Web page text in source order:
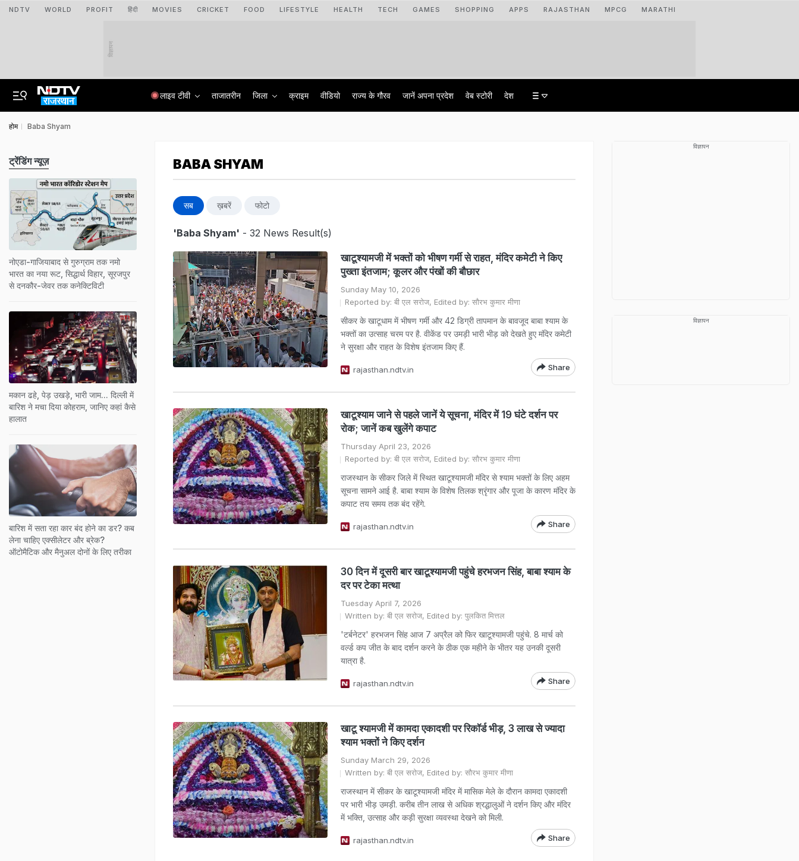
NDTV WORLD PROFIT हिंदी MOVIES CRICKET FOOD LIFESTYLE HEALTH TECH GAMES SHOPPING APPS RAJASTHAN MPCG MARATHI
विज्ञापन
लाइव टीवी ताजातरीन जिला क्राइम वीडियो राज्‍य के गौरव जानें अपना प्रदेश वेब स्टोरी देश
होम Baba Shyam
BABA SHYAM
सब ख़बरें फोटो
'Baba Shyam' - 32 News Result(s)
खाटूश्यामजी में भक्तों को भीषण गर्मी से राहत, मंदिर कमेटी ने किए
पुख्ता इंतजाम; कूलर और पंखों की बौछार
Sunday May 10, 2026
Reported by: बी एल सरोज, Edited by: सौरभ कुमार मीणा
सीकर के खाटूधाम में भीषण गर्मी और 42 डिग्री तापमान के बावजूद बाबा श्याम के
भक्तों का उत्साह चरम पर है. वीकेंड पर उमड़ी भारी भीड़ को देखते हुए मंदिर कमेटी
ने सुरक्षा और राहत के विशेष इंतजाम किए हैं.
rajasthan.ndtv.in Share
खाटूश्याम जाने से पहले जानें ये सूचना, मंदिर में 19 घंटे दर्शन पर
रोक; जानें कब खुलेंगे कपाट
Thursday April 23, 2026
Reported by: बी एल सरोज, Edited by: सौरभ कुमार मीणा
राजस्थान के सीकर जिले में स्थित खाटूश्यामजी मंदिर से श्याम भक्तों के लिए अहम
सूचना सामने आई है. बाबा श्याम के विशेष तिलक श्रृंगार और पूजा के कारण मंदिर के
कपाट तय समय तक बंद रहेंगे.
rajasthan.ndtv.in Share
30 दिन में दूसरी बार खाटूश्यामजी पहुंचे हरभजन सिंह, बाबा श्याम के
दर पर टेका मत्था
Tuesday April 7, 2026
Written by: बी एल सरोज, Edited by: पुलकित मित्तल
'टर्बनेटर' हरभजन सिंह आज 7 अप्रैल को फिर खाटूश्यामजी पहुंचे. 8 मार्च को
वर्ल्ड कप जीत के बाद दर्शन करने के ठीक एक महीने के भीतर यह उनकी दूसरी
यात्रा है.
rajasthan.ndtv.in Share
खाटू श्यामजी में कामदा एकादशी पर रिकॉर्ड भीड़, 3 लाख से ज्यादा
श्याम भक्तों ने किए दर्शन
Sunday March 29, 2026
Written by: बी एल सरोज, Edited by: सौरभ कुमार मीणा
राजस्थान में सीकर के खाटूश्यामजी मंदिर में मासिक मेले के दौरान कामदा एकादशी
पर भारी भीड़ उमड़ी. करीब तीन लाख से अधिक श्रद्धालुओं ने दर्शन किए और मंदिर
में भक्ति, उत्साह और कड़ी सुरक्षा व्यवस्था देखने को मिली.
rajasthan.ndtv.in Share
ट्रेंडिंग न्यूज़
नोएडा-गाजियाबाद से गुरुग्राम तक नमो
भारत का नया रूट, सिद्धार्थ विहार, सूरजपुर
से दनकौर-जेवर तक कनेक्टिविटी
मकान ढहे, पेड़ उखड़े, भारी जाम... दिल्ली में
बारिश ने मचा दिया कोहराम, जानिए कहां कैसे
हालात
बारिश में सता रहा कार बंद होने का डर? कब
लेना चाहिए एक्सीलेटर और ब्रेक?
ऑटोमैटिक और मैनुअल दोनों के लिए तरीका
विज्ञापन
विज्ञापन